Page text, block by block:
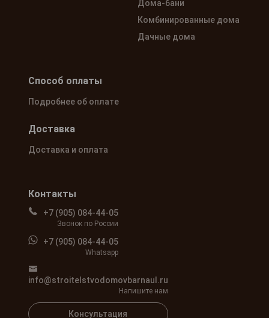
Дома-бани
Комбинированные дома
Дачные дома
Контакты
+7 (905) 084-44-05
Звонок по России
+7 (905) 084-44-05
Whatsapp
info@stroitelstvodomovbarnaul.ru
Напишите нам
Консультация
Способ оплаты
Подробнее об оплате
Доставка
Доставка и оплата